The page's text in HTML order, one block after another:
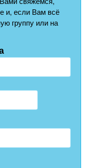
и, если Вам всё
группу или на